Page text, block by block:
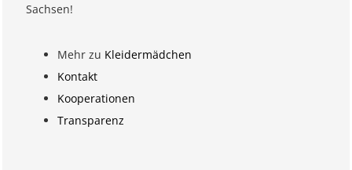
Sachsen!
Mehr zu Kleidermädchen
Kontakt
Kooperationen
Transparenz